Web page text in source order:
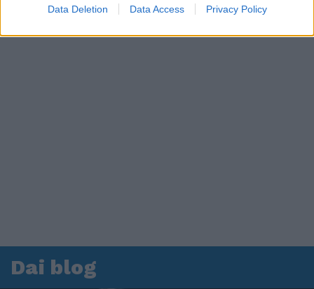
Data Deletion Data Access Privacy Policy
Dai blog